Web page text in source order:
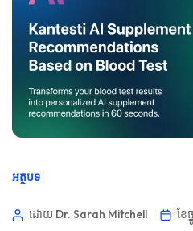
អត្ថបទ
ដោយ Dr. Sarah Mitchell ខែ